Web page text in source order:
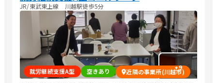
JR/東武東上線 川越駅徒歩5分
+9
就労継続支援A型 空きあり 近隣の事業所(川越市)